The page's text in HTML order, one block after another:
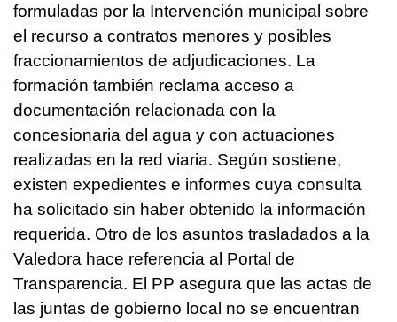
formuladas por la Intervención municipal sobre
el recurso a contratos menores y posibles
fraccionamientos de adjudicaciones. La
formación también reclama acceso a
documentación relacionada con la
concesionaria del agua y con actuaciones
realizadas en la red viaria. Según sostiene,
existen expedientes e informes cuya consulta
ha solicitado sin haber obtenido la información
requerida. Otro de los asuntos trasladados a la
Valedora hace referencia al Portal de
Transparencia. El PP asegura que las actas de
las juntas de gobierno local no se encuentran